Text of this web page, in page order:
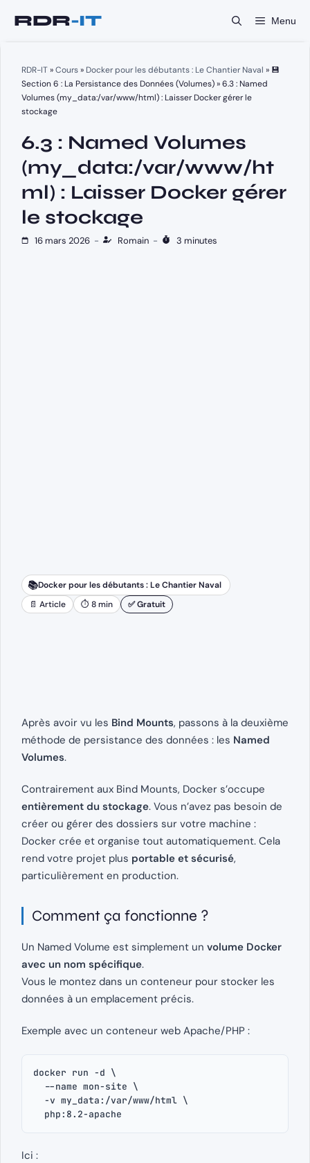
Menu
RDR-IT»Cours» Docker pour les débutants : Le Chantier Naval » 💾
Section 6 : La Persistance des Données (Volumes)»6.3 : Named
Volumes (my_data:/var/www/html) : Laisser Docker gérer le
stockage
6.3 : Named Volumes
(my_data:/var/www/ht
ml) : Laisser Docker gérer
le stockage
16 mars 2026 - Romain - 3 minutes
📚Docker pour les débutants : Le Chantier Naval
📄 Article
⏱ 8 min ✅ Gratuit
Après avoir vu les Bind Mounts, passons à la deuxième
méthode de persistance des données : les Named
Volumes.
Contrairement aux Bind Mounts, Docker s’occupe
entièrement du stockage. Vous n’avez pas besoin de
créer ou gérer des dossiers sur votre machine :
Docker crée et organise tout automatiquement. Cela
rend votre projet plus portable et sécurisé,
particulièrement en production.
Comment ça fonctionne ?
Un Named Volume est simplement un volume Docker
avec un nom spécifique.
Vous le montez dans un conteneur pour stocker les
données à un emplacement précis.
Exemple avec un conteneur web Apache/PHP :
docker run -d \
  --name mon-site \
  -v my_data:/var/www/html \
  php:8.2-apache
Ici :